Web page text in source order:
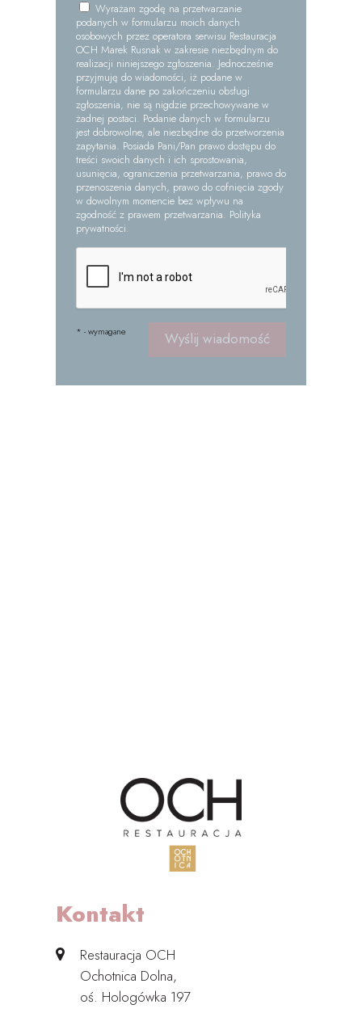
Wyrażam zgodę na przetwarzanie
podanych w formularzu moich danych
osobowych przez operatora serwisu Restauracja
OCH Marek Rusnak w zakresie niezbędnym do
realizacji niniejszego zgłoszenia. Jednocześnie
przyjmuję do wiadomości, iż podane w
formularzu dane po zakończeniu obsługi
zgłoszenia, nie są nigdzie przechowywane w
żadnej postaci. Podanie danych w formularzu
jest dobrowolne, ale niezbędne do przetworzenia
zapytania. Posiada Pani/Pan prawo dostępu do
treści swoich danych i ich sprostowania,
usunięcia, ograniczenia przetwarzania, prawo do
przenoszenia danych, prawo do cofnięcia zgody
w dowolnym momencie bez wpływu na
zgodność z prawem przetwarzania. Polityka
prywatności.
* - wymagane
Kontakt
Restauracja OCH
Ochotnica Dolna,
oś. Hologówka 197